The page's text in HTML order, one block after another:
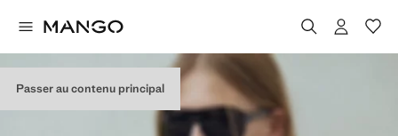
Passer au contenu principal